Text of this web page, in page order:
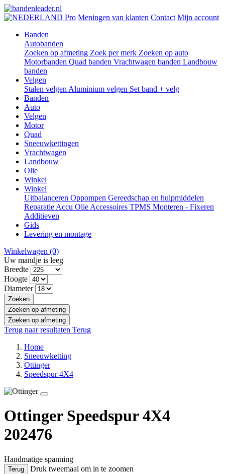
Pro Meningen van klanten Contact Mijn account
Banden
Autobanden
Zoeken op afmeting Zoek per merk Zoeken op auto
Motorbanden Quad banden Vrachtwagen banden Landbouw
banden
Velgen
Stalen velgen Aluminium velgen Set band + velg
Banden
Auto
Velgen
Motor
Quad
Sneeuwkettingen
Vrachtwagen
Landbouw
Olie
Winkel
Winkel
Uitbalanceren Oppompen Gereedschap en hulpmiddelen
Reparatie Accu Olie Accessoires TPMS Monteren - Fixeren
Additieven
Gids
Levering en montage
Winkelwagen (0)
Uw mandje is leeg
Breedte
Hoogte
Diameter
Zoeken
Zoeken op afmeting
Zoeken op afmeting
Terug naar resultaten Terug
Home
Sneeuwketting
Ottinger
Speedspur 4X4
Ottinger Speedspur 4X4
202476
Handmatige spanning
Terug Druk tweemaal om in te zoomen